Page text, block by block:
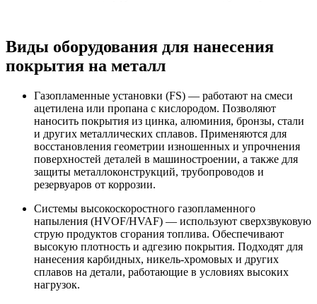
Виды оборудования для нанесения
покрытия на металл
Газопламенные установки (FS) — работают на смеси
ацетилена или пропана с кислородом. Позволяют
наносить покрытия из цинка, алюминия, бронзы, стали
и других металлических сплавов. Применяются для
восстановления геометрии изношенных и упрочнения
поверхностей деталей в машиностроении, а также для
защиты металлоконструкций, трубопроводов и
резервуаров от коррозии.
Системы высокоскоростного газопламенного
напыления (HVOF/HVAF) — используют сверхзвуковую
струю продуктов сгорания топлива. Обеспечивают
высокую плотность и адгезию покрытия. Подходят для
нанесения карбидных, никель-хромовых и других
сплавов на детали, работающие в условиях высоких
нагрузок.